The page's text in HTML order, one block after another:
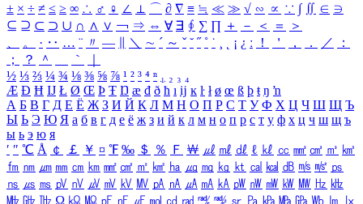
± × ÷ ≠ ≤ ≥ ∞ ∴ ♂ ♀ ∠ ⊥ ⌒ ∂ ∇ ≡ ≒ ≪ ≫ √ ∽ ∝ ∵ ∫ ∬ ∈ ∋
⊆ ⊇ ⊂ ⊃ ∪ ∩ ∧ ∨ ￢ ⇒ ⇔ ∀ ∃ ∮ ∑ ∏ ＋ － ＜ ＝
＞
、
。 · ‥ … ¨ 〃 ― ＼ ∼ ´ ～ ˇ ˘ ˝ ˚ ˙ ¸ ¡ ¿ ː ！ ＇ ， ． ／
：
；
？ ＾ ｀
½ ⅓ ⅔ ¼ ¾ ⅛ ⅜ ⅝ ⅞ ¹ ² ³ ⁴ ⁿ ₁ ₂ ₃ ₄
Æ Ð Ħ Ĳ Ł Ø Œ Þ Ŧ Ŋ æ đ ð ħ ı ĳ ĸ ŀ ł ø œ ß þ ŧ ŋ ŉ
А Б В Г Д Е Ё Ж З И Й К Л М Н О П Р С Т У Ф Х Ц Ч Ш Щ Ъ
Ы Ь Э Ю Я а б в г д е ё ж з и й к л м н о п р с т у ф х ц ч ш щ ъ
ы ь э ю я
′ ″ ℃ Å ￠ ￡ ￥ ¤ ℉ ‰ ＄ ％ Ｆ ￦ ㎕ ㎖ ㎗ ℓ ㎘ ㏄ ㎣ ㎤ ㎥ ㎦
㎙ ㎚ ㎛ ㎜ ㎝ ㎞ ㎟ ㎠ ㎡ ㎢ ㏊ ㎍ ㎎ ㎏ ㏏ ㎈ ㎉ ㏈ ㎧ ㎨ ㎰
㎱ ㎲ ㎳ ㎴ ㎵ ㎶ ㎷ ㎸ ㎹ ㎀ ㎁ ㎂ ㎃ ㎄ ㎺ ㎻ ㎽ ㎾ ㎿ ㎐ ㎑
㎒ ㎓ ㎔ Ω ㏀ ㏁ ㎊ ㎋ ㎌ ㏖ ㏅ ㎭ ㎮ ㎯ ㏛ ㎩ ㎪ ㎫ ㎬ ㏝ ㏐
㏓